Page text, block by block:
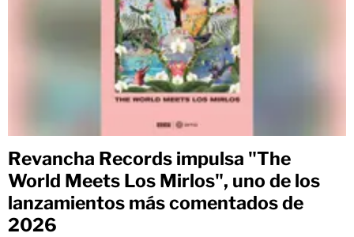
Revancha Records impulsa "The
World Meets Los Mirlos", uno de los
lanzamientos más comentados de
2026